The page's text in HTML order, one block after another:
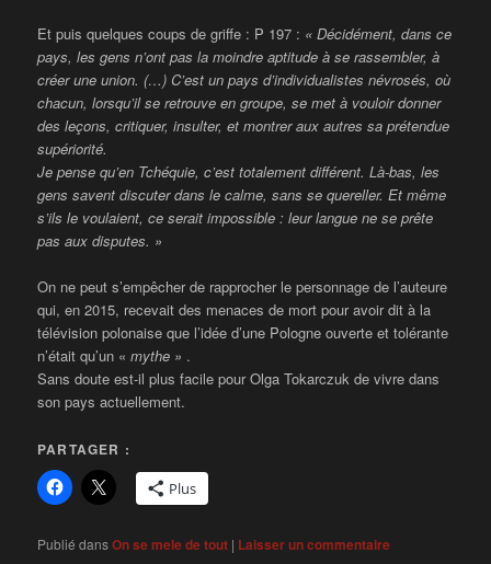
Et puis quelques coups de griffe : P 197 : « Décidément, dans ce
pays, les gens n’ont pas la moindre aptitude à se rassembler, à
créer une union. (…) C’est un pays d’individualistes névrosés, où
chacun, lorsqu’il se retrouve en groupe, se met à vouloir donner
des leçons, critiquer, insulter, et montrer aux autres sa prétendue
supériorité.
Je pense qu’en Tchéquie, c’est totalement différent. Là-bas, les
gens savent discuter dans le calme, sans se quereller. Et même
s’ils le voulaient, ce serait impossible : leur langue ne se prête
pas aux disputes. »
On ne peut s’empêcher de rapprocher le personnage de l’auteure
qui, en 2015, recevait des menaces de mort pour avoir dit à la
télévision polonaise que l’idée d’une Pologne ouverte et tolérante
n’était qu’un «mythe » .
Sans doute est-il plus facile pour Olga Tokarczuk de vivre dans
son pays actuellement.
PARTAGER :
Plus
Publié dansOn se mele de tout | Laisser un commentaire